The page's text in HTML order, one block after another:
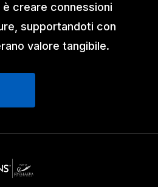
creare connessioni
supportandoti con
valore tangibile.